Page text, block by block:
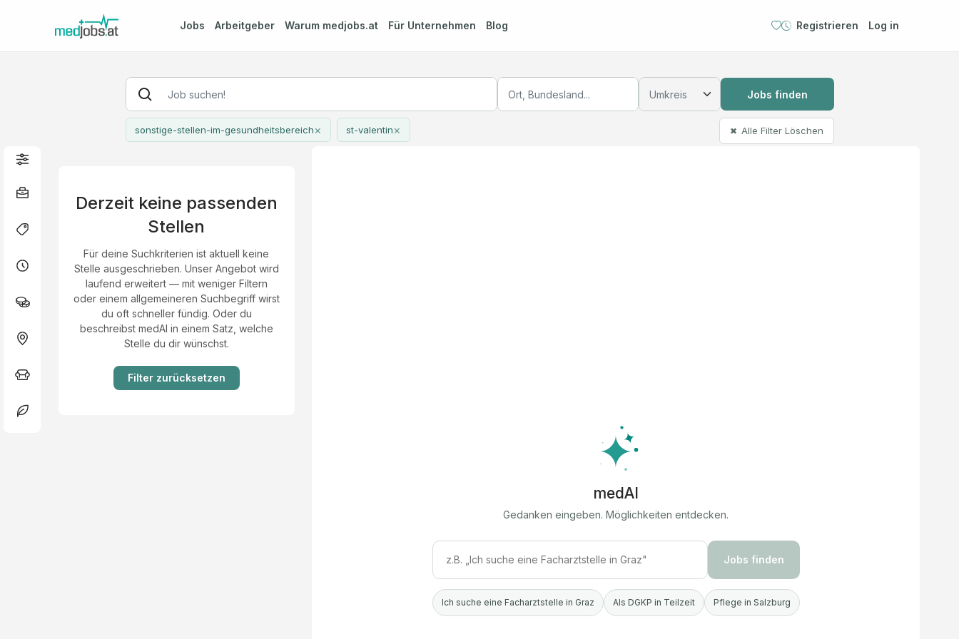
Jobs Arbeitgeber Warum medjobs.at Für Unternehmen Blog Registrieren Log in
Jobs finden
sonstige-stellen-im-gesundheitsbereich× st-valentin× ✖ Alle Filter Löschen
Derzeit keine passenden
Stellen
Für deine Suchkriterien ist aktuell keine
Stelle ausgeschrieben. Unser Angebot wird
laufend erweitert — mit weniger Filtern
oder einem allgemeineren Suchbegriff wirst
du oft schneller fündig. Oder du
beschreibst medAI in einem Satz, welche
Stelle du dir wünschst.
Filter zurücksetzen
medAI
Gedanken eingeben. Möglichkeiten entdecken.
Jobs finden
Ich suche eine Facharztstelle in Graz Als DGKP in Teilzeit Pflege in Salzburg